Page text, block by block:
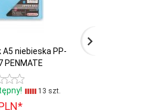
niebieska PP-
PENMATE
13 szt.